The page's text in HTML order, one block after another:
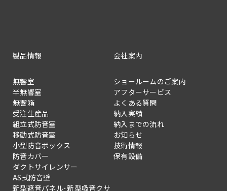
製品情報
無響室
半無響室
無響箱
受注生産品
組立式防音室
移動式防音室
小型防音ボックス
防音カバー
ダクトサイレンサー
AS式防音壁
新型遮音パネル･新型吸音クサ
会社案内
ショールームのご案内
アフターサービス
よくある質問
納入実績
納入までの流れ
お知らせ
技術情報
保有設備